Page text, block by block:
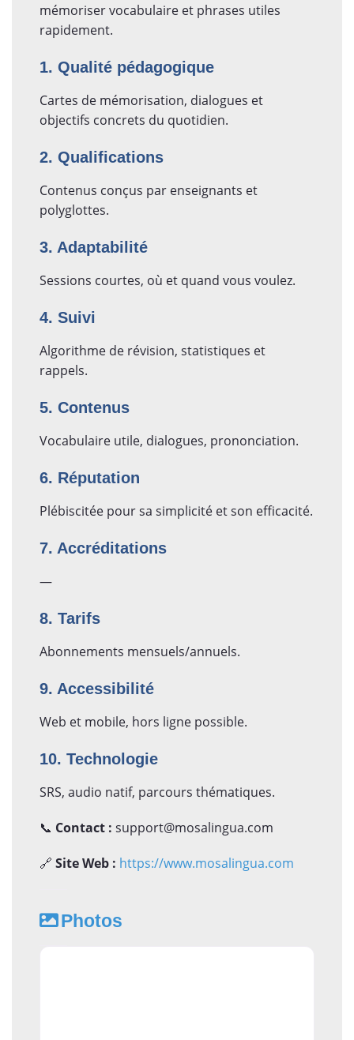
mémoriser vocabulaire et phrases utiles
rapidement.
1. Qualité pédagogique
Cartes de mémorisation, dialogues et
objectifs concrets du quotidien.
2. Qualifications
Contenus conçus par enseignants et
polyglottes.
3. Adaptabilité
Sessions courtes, où et quand vous voulez.
4. Suivi
Algorithme de révision, statistiques et
rappels.
5. Contenus
Vocabulaire utile, dialogues, prononciation.
6. Réputation
Plébiscitée pour sa simplicité et son efficacité.
7. Accréditations
—
8. Tarifs
Abonnements mensuels/annuels.
9. Accessibilité
Web et mobile, hors ligne possible.
10. Technologie
SRS, audio natif, parcours thématiques.
📞 Contact : support@mosalingua.com
🔗 Site Web : https://www.mosalingua.com
Photos